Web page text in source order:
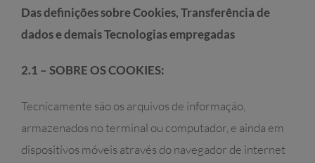
Das definições sobre Cookies, Transferência de
dados e demais Tecnologias empregadas
2.1 – SOBRE OS COOKIES:
Tecnicamente são os arquivos de informação,
armazenados no terminal ou computador, e ainda em
dispositivos móveis através do navegador de internet